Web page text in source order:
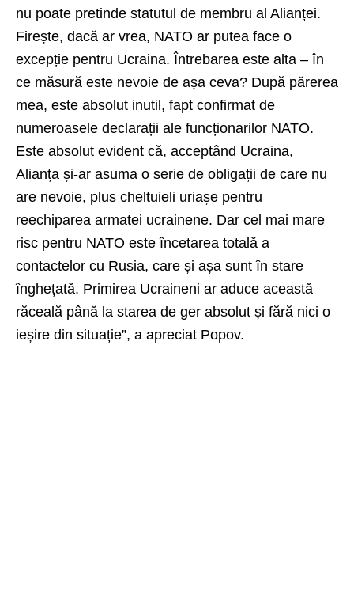
nu poate pretinde statutul de membru al Alianței.
Firește, dacă ar vrea, NATO ar putea face o
excepție pentru Ucraina. Întrebarea este alta – în
ce măsură este nevoie de așa ceva? După părerea
mea, este absolut inutil, fapt confirmat de
numeroasele declarații ale funcționarilor NATO.
Este absolut evident că, acceptând Ucraina,
Alianța și-ar asuma o serie de obligații de care nu
are nevoie, plus cheltuieli uriașe pentru
reechiparea armatei ucrainene. Dar cel mai mare
risc pentru NATO este încetarea totală a
contactelor cu Rusia, care și așa sunt în stare
înghețată. Primirea Ucraineni ar aduce această
răceală până la starea de ger absolut și fără nici o
ieșire din situație”, a apreciat Popov.